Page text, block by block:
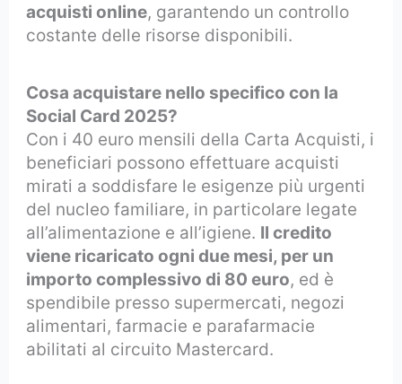
acquisti online, garantendo un controllo
costante delle risorse disponibili.
Cosa acquistare nello specifico con la
Social Card 2025?
Con i 40 euro mensili della Carta Acquisti, i
beneficiari possono effettuare acquisti
mirati a soddisfare le esigenze più urgenti
del nucleo familiare, in particolare legate
all’alimentazione e all’igiene. Il credito
viene ricaricato ogni due mesi, per un
importo complessivo di 80 euro, ed è
spendibile presso supermercati, negozi
alimentari, farmacie e parafarmacie
abilitati al circuito Mastercard.